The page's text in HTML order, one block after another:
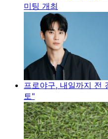
미팅 개최
프로야구, 내일까지 전
토"